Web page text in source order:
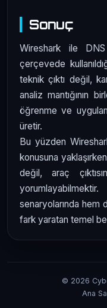
Sonuç
Wireshark ile
çerçevede
teknik çıktı değil,
analiz mantığının
öğrenme ve
üretir.
Bu yüzden
konusuna
değil, araç
senaryolarında
fark yaratan temel
© 2026
Ana